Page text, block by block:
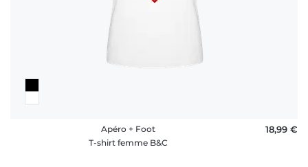
Apéro + Foot
T-shirt femme B&C
18,99 €